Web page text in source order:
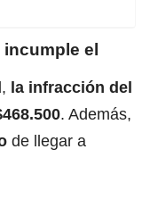
el
la infracción del
. Además,
de llegar a